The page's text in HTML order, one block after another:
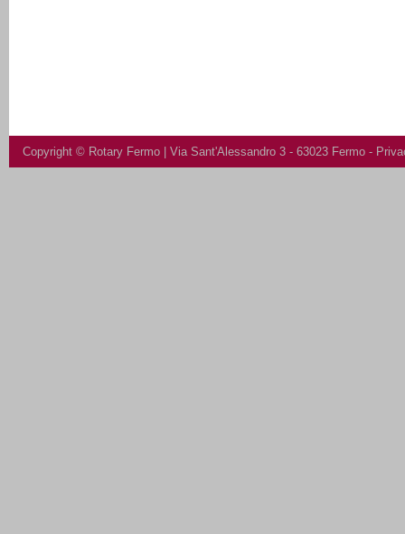
Copyright © Rotary Fermo | Via Sant'Alessandro 3 - 63023 Fermo -